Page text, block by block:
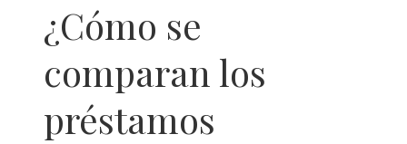
¿Cómo se
comparan los
préstamos